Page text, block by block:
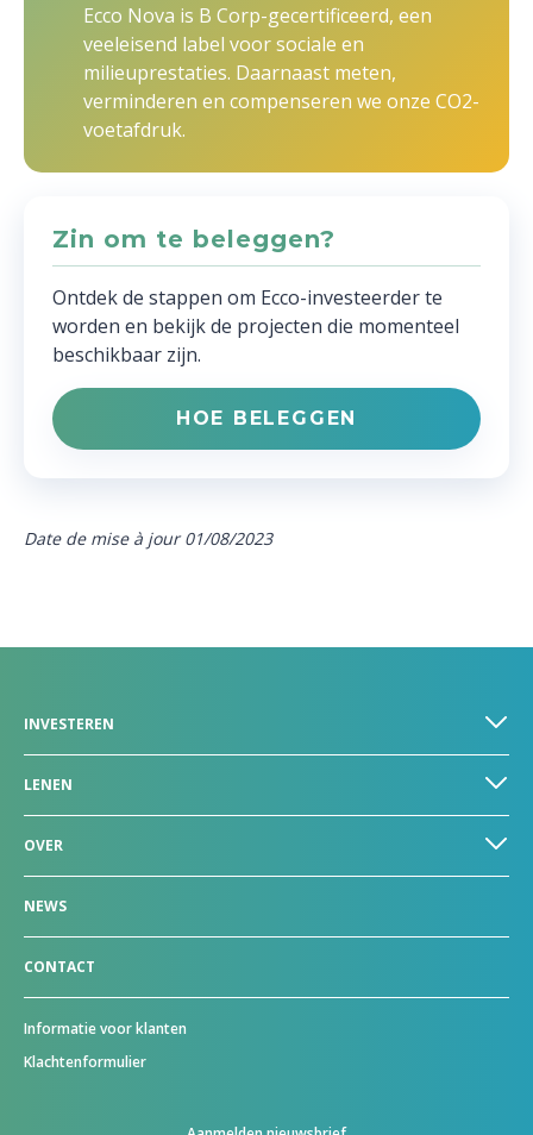
Ecco Nova is B Corp-gecertificeerd, een
veeleisend label voor sociale en
milieuprestaties. Daarnaast meten,
verminderen en compenseren we onze CO2-
voetafdruk.
Zin om te beleggen?
Ontdek de stappen om Ecco-investeerder te
worden en bekijk de projecten die momenteel
beschikbaar zijn.
HOE BELEGGEN
Date de mise à jour 01/08/2023
INVESTEREN
LENEN
OVER
NEWS
CONTACT
Informatie voor klanten
Klachtenformulier